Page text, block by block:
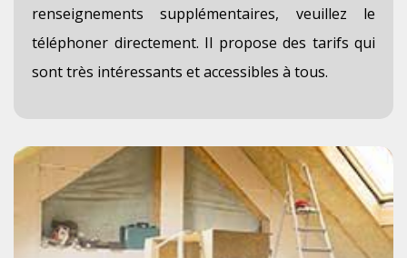
renseignements supplémentaires, veuillez le
téléphoner directement. Il propose des tarifs qui
sont très intéressants et accessibles à tous.